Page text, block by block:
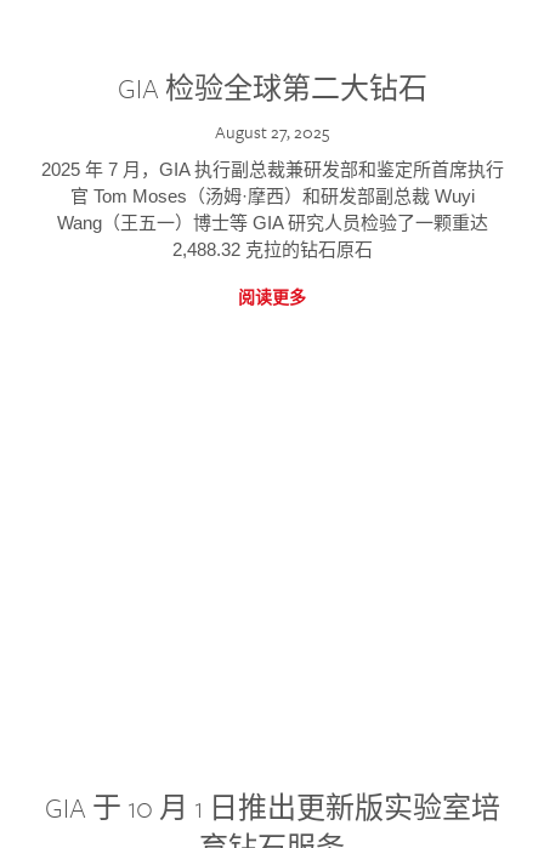
GIA 检验全球第二大钻石
August 27, 2025
2025 年 7 月，GIA 执行副总裁兼研发部和鉴定所首席执行
官 Tom Moses（汤姆·摩西）和研发部副总裁 Wuyi
Wang（王五一）博士等 GIA 研究人员检验了一颗重达
2,488.32 克拉的钻石原石
阅读更多
GIA 于 10 月 1 日推出更新版实验室培